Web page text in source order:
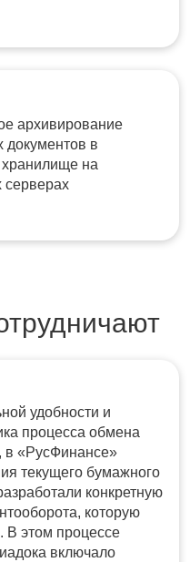
архивирование
в
на
удобности и
процесса обмена
в «РусФинансе»
текущего бумажного
конкретную
которую
В этом процессе
включало